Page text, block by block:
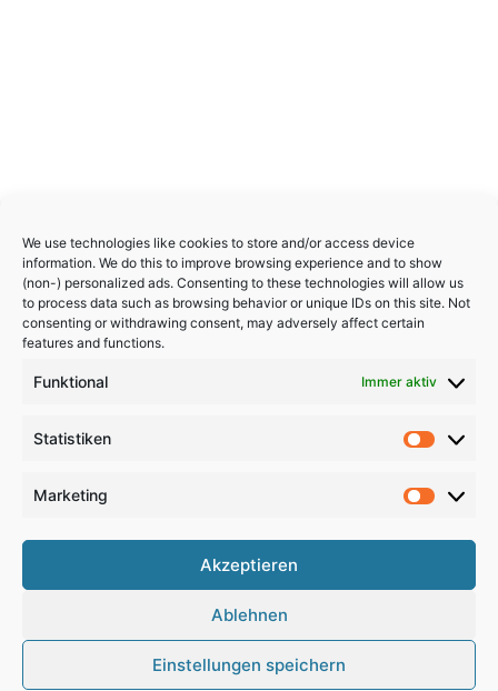
We use technologies like cookies to store and/or access device
information. We do this to improve browsing experience and to show
(non-) personalized ads. Consenting to these technologies will allow us
to process data such as browsing behavior or unique IDs on this site. Not
consenting or withdrawing consent, may adversely affect certain
features and functions.
Funktional Immer aktiv
Statistiken
Marketing
Akzeptieren
Ablehnen
Einstellungen speichern